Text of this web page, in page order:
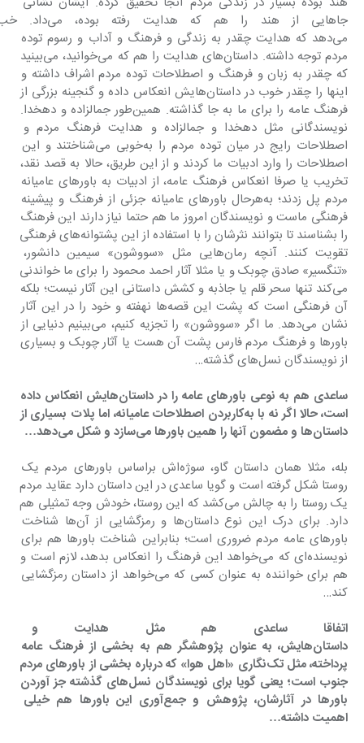
جاهایی از هند را هم
می‌دهد که هدایت چقدر به زندگی و فرهنگ و آداب و رسوم توده
مردم توجه داشته. داستان‌های هدایت را هم که می‌خوانید، می‌بینید
که چقدر به زبان و فرهنگ و اصطلاحات توده مردم اشراف داشته و
اینها را چقدر خوب در داستان‌هایش انعکاس داده و گنجینه بزرگی از
فرهنگ عامه را برای ما به جا گذاشته. همین‌طور جمالزاده و دهخدا.
نویسندگانی مثل دهخدا و جمالزاده و هدایت فرهنگ مردم و
اصطلاحات رایج در میان توده مردم را به‌خوبی می‌شناختند و این
اصطلاحات را وارد ادبیات ما کردند و از این طریق، حالا به قصد نقد،
تخریب یا صرفا انعکاس فرهنگ عامه، از ادبیات به باورهای عامیانه
مردم پل زدند؛ به‌هرحال باورهای عامیانه جزئی از فرهنگ و پیشینه
فرهنگی ماست و نویسندگان امروز ما هم حتما نیاز دارند این فرهنگ
را بشناسند تا بتوانند نثرشان را با استفاده از این پشتوانه‌های فرهنگی
تقویت کنند. آنچه رمان‌هایی مثل «سووشون» سیمین دانشور،
«تنگسیر» صادق چوبک و یا مثلا آثار احمد محمود را برای ما خواندنی
می‌کند تنها سحر قلم یا جاذبه و کشش داستانی این آثار نیست؛ بلکه
آن فرهنگی است که پشت این قصه‌ها نهفته و خود را در این آثار
نشان می‌دهد. ما اگر «سووشون» را تجزیه کنیم، می‌بینیم دنیایی از
باورها و فرهنگ مردم فارس پشت آن هست یا آثار چوبک و بسیاری
از نویسندگان نسل‌های گذشته…
‌ساعدی هم به نوعی باورهای عامه را در داستان‌هایش انعکاس داده
است، حالا اگر نه با به‌کاربردن اصطلاحات عامیانه، اما پلات بسیاری از
داستان‌ها و مضمون آنها را همین باورها می‌سازد و شکل می‌دهد…
بله، مثلا همان داستان گاو، سوژه‌اش براساس باورهای مردم یک
روستا شکل گرفته است و گویا ساعدی در این داستان دارد عقاید مردم
یک روستا را به چالش می‌کشد که این روستا، خودش وجه تمثیلی هم
دارد. برای درک این نوع داستان‌ها و رمزگشایی از آن‌ها شناخت
باورهای عامه مردم ضروری است؛ بنابراین شناخت باورها هم برای
نویسنده‌ای که می‌خواهد این فرهنگ را انعکاس بدهد، لازم است و
هم برای خواننده به عنوان کسی که می‌خواهد از داستان رمزگشایی
کند…
‌اتفاقا ساعدی هم مثل هدایت و
داستان‌هایش، به عنوان پژوهشگر هم به بخشی از فرهنگ عامه
پرداخته، مثل تک‌نگاری «اهل هوا» که درباره بخشی از باورهای مردم
جنوب است؛ یعنی گویا برای نویسندگان نسل‌های گذشته جز آوردن
باورها در آثارشان، پژوهش و جمع‌آوری این باورها هم خیلی
اهمیت داشته…